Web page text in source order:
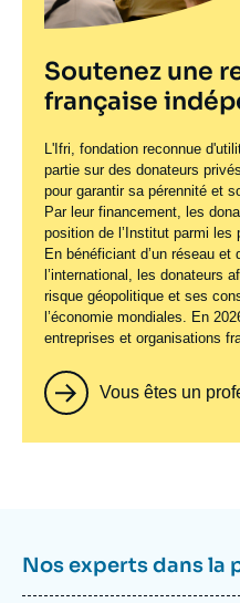
Soutenez une
française
L'Ifri, fondation reconnue
partie sur des donateurs
pour garantir sa pérennité et
Par leur financement, les
position de l’Institut parmi les
En bénéficiant d’un réseau et
l’international, les donateurs
risque géopolitique et ses
l’économie mondiales. En
entreprises et organisations
Vous êtes un
Nos experts dans la